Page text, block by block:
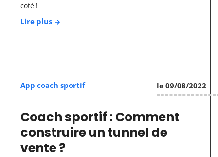
coté !
Lire plus
App coach sportif le 09/08/2022
Coach sportif : Comment
construire un tunnel de
vente ?